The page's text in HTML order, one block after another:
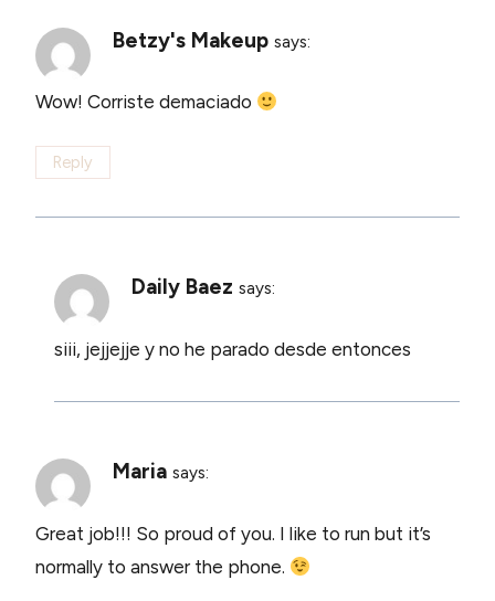
Betzy's Makeup says:
Wow! Corriste demaciado
Reply
Daily Baez says:
siii, jejjejje y no he parado desde entonces
Maria says:
Great job!!! So proud of you. I like to run but it’s
normally to answer the phone.